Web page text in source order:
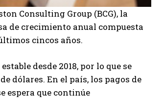
Consulting Group (BCG), la
de crecimiento anual compuesta
cincos años.
desde 2018, por lo que se
dólares. En el país, los pagos de
espera que continúe